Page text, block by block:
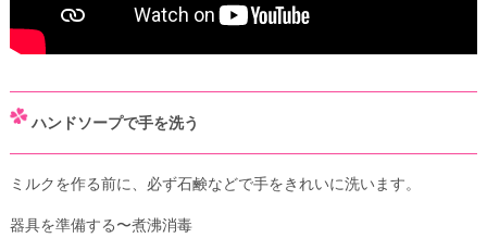
「明治ほほえみ らくらくキューブ」を使って、ミルクを作ってみま
しょう。
ハンドソープで手を洗う
ミルクを作る前に、必ず石鹸などで手をきれいに洗います。
器具を準備する〜煮沸消毒